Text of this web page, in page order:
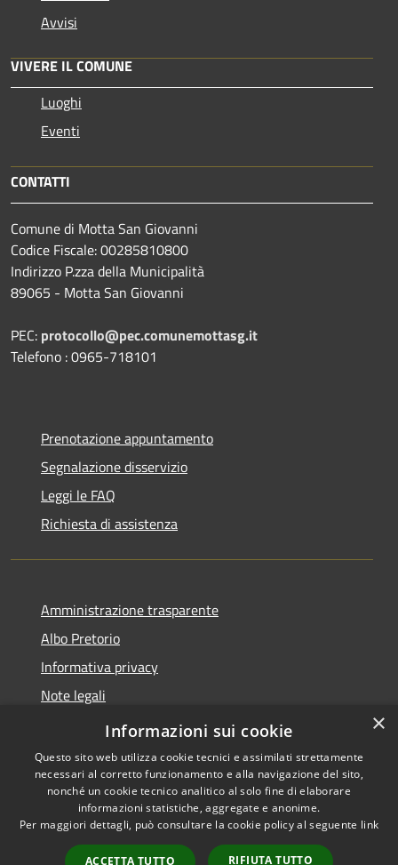
Avvisi
VIVERE IL COMUNE
Luoghi
Eventi
CONTATTI
Comune di Motta San Giovanni
Codice Fiscale: 00285810800
Indirizzo P.zza della Municipalità
89065 - Motta San Giovanni
PEC: protocollo@pec.comunemottasg.it
Telefono : 0965-718101
Prenotazione appuntamento
Segnalazione disservizio
Leggi le FAQ
Richiesta di assistenza
Amministrazione trasparente
Albo Pretorio
Informativa privacy
Note legali
Dichiarazione di accessibilità
Accessibilità
Copyright © 2026 • Comune di
Motta San Giovanni • Powered
byMunicipium Accesso
×
Informazioni sui cookie
Questo sito web utilizza cookie tecnici e assimilati strettamente
necessari al corretto funzionamento e alla navigazione del sito,
nonché un cookie tecnico analitico al solo fine di elaborare
informazioni statistiche, aggregate e anonime.
Per maggiori dettagli, può consultare la cookie policy al seguente link
ACCETTA TUTTO RIFIUTA TUTTO